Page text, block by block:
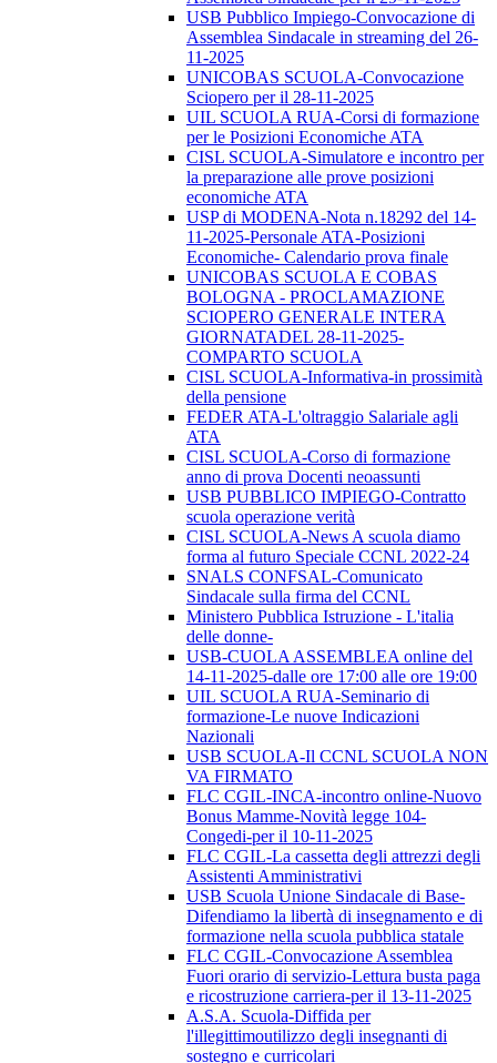
USB Pubblico Impiego-Convocazione di
Assemblea Sindacale in streaming del 26-
11-2025
UNICOBAS SCUOLA-Convocazione
Sciopero per il 28-11-2025
UIL SCUOLA RUA-Corsi di formazione
per le Posizioni Economiche ATA
CISL SCUOLA-Simulatore e incontro per
la preparazione alle prove posizioni
economiche ATA
USP di MODENA-Nota n.18292 del 14-
11-2025-Personale ATA-Posizioni
Economiche- Calendario prova finale
UNICOBAS SCUOLA E COBAS
BOLOGNA - PROCLAMAZIONE
SCIOPERO GENERALE INTERA
GIORNATADEL 28-11-2025-
COMPARTO SCUOLA
CISL SCUOLA-Informativa-in prossimità
della pensione
FEDER ATA-L'oltraggio Salariale agli
ATA
CISL SCUOLA-Corso di formazione
anno di prova Docenti neoassunti
USB PUBBLICO IMPIEGO-Contratto
scuola operazione verità
CISL SCUOLA-News A scuola diamo
forma al futuro Speciale CCNL 2022-24
SNALS CONFSAL-Comunicato
Sindacale sulla firma del CCNL
Ministero Pubblica Istruzione - L'italia
delle donne-
USB-CUOLA ASSEMBLEA online del
14-11-2025-dalle ore 17:00 alle ore 19:00
UIL SCUOLA RUA-Seminario di
formazione-Le nuove Indicazioni
Nazionali
USB SCUOLA-Il CCNL SCUOLA NON
VA FIRMATO
FLC CGIL-INCA-incontro online-Nuovo
Bonus Mamme-Novità legge 104-
Congedi-per il 10-11-2025
FLC CGIL-La cassetta degli attrezzi degli
Assistenti Amministrativi
USB Scuola Unione Sindacale di Base-
Difendiamo la libertà di insegnamento e di
formazione nella scuola pubblica statale
FLC CGIL-Convocazione Assemblea
Fuori orario di servizio-Lettura busta paga
e ricostruzione carriera-per il 13-11-2025
A.S.A. Scuola-Diffida per
l'illegittimoutilizzo degli insegnanti di
sostegno e curricolari